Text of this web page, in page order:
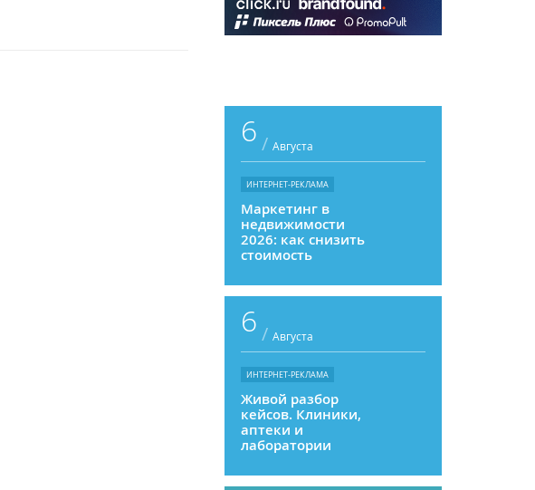
6 / Августа
ИНТЕРНЕТ-РЕКЛАМА
Маркетинг в
недвижимости
2026: как снизить
стоимость
увеличить
продажи
6 / Августа
ИНТЕРНЕТ-РЕКЛАМА
Живой разбор
кейсов. Клиники,
аптеки и
лаборатории